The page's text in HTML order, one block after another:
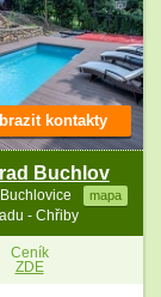
Buchlov
Buchlovice mapa
- Chřiby
kontakty
Ceník
ZDE